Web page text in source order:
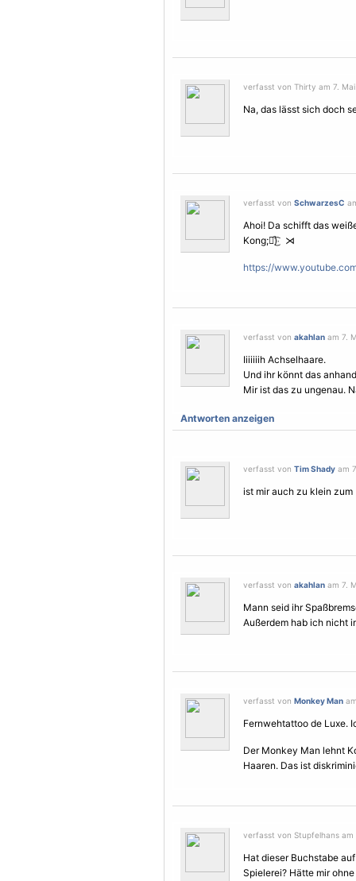
verfasst von Thirty am 7.
Na, das lässt sich doch
verfasst von SchwarzesC
Ahoi! Da schifft das
Kong;❥᷁)͜͡˒ ⋊
https://
verfasst von akahlan am 7.
Iiiiiiih Achselhaare.
Und ihr könnt das
Mir ist das zu ungenau.
Antworten anzeigen
verfasst von Tim Shady am
ist mir auch zu klein
verfasst von akahlan am 7.
Mann seid ihr
Außerdem hab ich nicht
verfasst von Monkey Man
Fernwehtattoo de Luxe.
Der Monkey Man lehnt
Haaren. Das ist
verfasst von Stupfelhans am
Hat dieser Buchstabe
Spielerei? Hätte mir